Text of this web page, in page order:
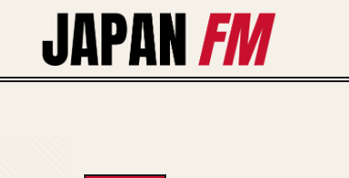
contenu